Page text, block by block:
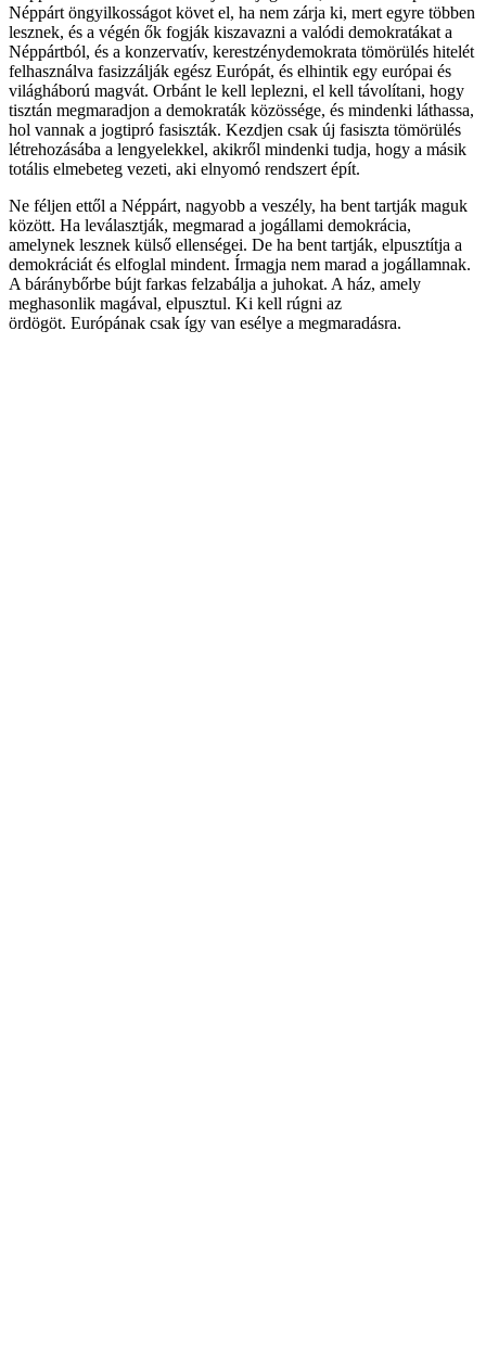
Néppárt öngyilkosságot követ el, ha nem zárja ki, mert egyre többen
lesznek, és a végén ők fogják kiszavazni a valódi demokratákat a
Néppártból, és a konzervatív, kerestzénydemokrata tömörülés hitelét
felhasználva fasizzálják egész Európát, és elhintik egy európai és
világháború magvát. Orbánt le kell leplezni, el kell távolítani, hogy
tisztán megmaradjon a demokraták közössége, és mindenki láthassa,
hol vannak a jogtipró fasiszták. Kezdjen csak új fasiszta tömörülés
létrehozásába a lengyelekkel, akikről mindenki tudja, hogy a másik
totális elmebeteg vezeti, aki elnyomó rendszert épít.
Ne féljen ettől a Néppárt, nagyobb a veszély, ha bent tartják maguk
között. Ha leválasztják, megmarad a jogállami demokrácia,
amelynek lesznek külső ellenségei. De ha bent tartják, elpusztítja a
demokráciát és elfoglal mindent. Írmagja nem marad a jogállamnak.
A báránybőrbe bújt farkas felzabálja a juhokat. A ház, amely
meghasonlik magával, elpusztul. Ki kell rúgni az
ördögöt. Európának csak így van esélye a megmaradásra.